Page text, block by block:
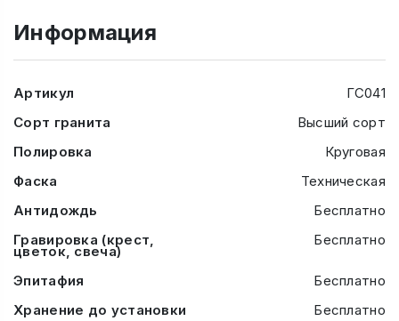
Информация
Артикул
ГС041
Сорт гранита
Высший сорт
Полировка
Круговая
Фаска
Техническая
Антидождь
Бесплатно
Гравировка (крест,
цветок, свеча)
Бесплатно
Эпитафия
Бесплатно
Хранение до установки
Бесплатно